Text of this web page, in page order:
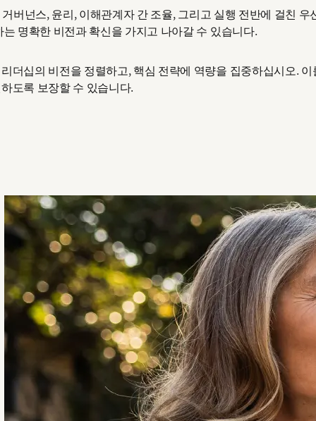
버넌스, 윤리, 이해관계자 간 조율, 그리고 실행 전반에 걸친 우
명확한 비전과 확신을 가지고 나아갈 수 있습니다.
더십의 비전을 정렬하고, 핵심 전략에 역량을 집중하십시오.
도록 보장할 수 있습니다.